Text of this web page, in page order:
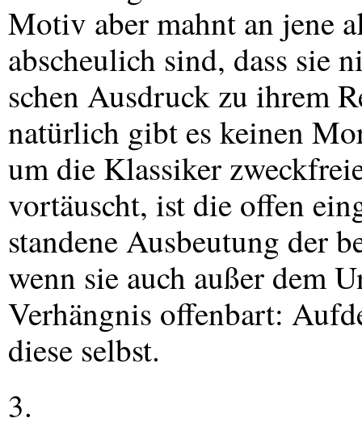
Motiv aber mahnt an jene
abscheulich sind, dass
schen Ausdruck zu ihrem
natürlich gibt es keinen
um die Klassiker
vortäuscht, ist die offen
standene Ausbeutung der
wenn sie auch außer dem
Verhängnis offenbart:
diese selbst.
3.